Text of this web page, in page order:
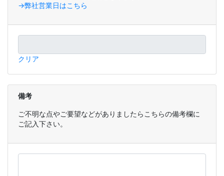
→弊社営業日はこちら
クリア
備考
ご不明な点やご要望などがありましたらこちらの備考欄に
ご記入下さい。